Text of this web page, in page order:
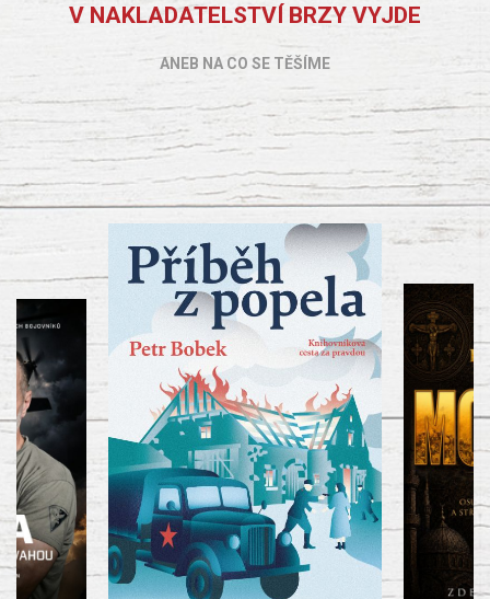
V NAKLADATELSTVÍ BRZY VYJDE
ANEB NA CO SE TĚŠÍME